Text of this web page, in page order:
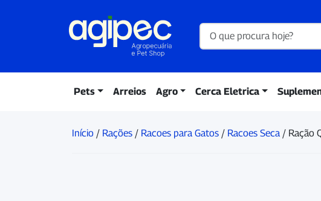
Pets Arreios Agro Cerca Eletrica
Início / Rações / Racoes para Gatos / Racoes Seca / Ração